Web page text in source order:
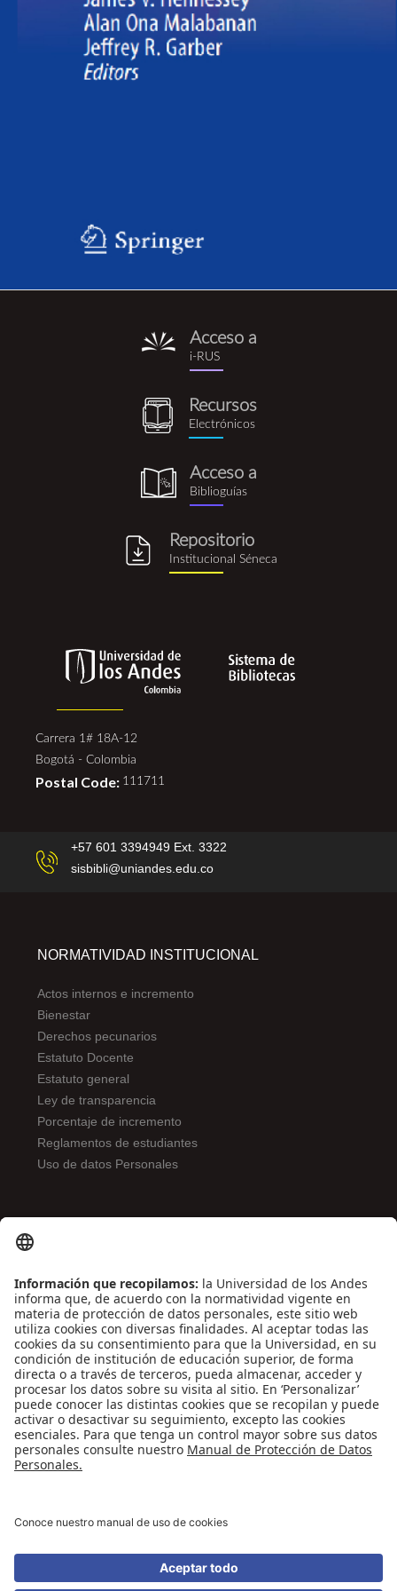
i-
rus.png
Acceso a
i-RUS
recursos_electronicos.png
Recursos
Electrónicos
biblioguia.png
Acceso a
Biblioguías
Repositorio
Institucional Séneca
Carrera 1# 18A-12
Bogotá - Colombia
Postal Code: 111711
+57 601 3394949 Ext. 3322
sisbibli@uniandes.edu.co
NORMATIVIDAD INSTITUCIONAL
Actos internos e incremento
Bienestar
Derechos pecunarios
Estatuto Docente
Estatuto general
Ley de transparencia
Porcentaje de incremento
Reglamentos de estudiantes
Uso de datos Personales
Contáctenos
Biblioguías
Preguntas frecuentes
Capacitación
Directrices
Entretenimiento
Compra de libros y material audiovisual